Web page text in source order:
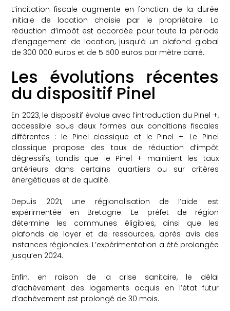
L’incitation fiscale augmente en fonction de la durée
initiale de location choisie par le propriétaire. La
réduction d’impôt est accordée pour toute la période
d’engagement de location, jusqu’à un plafond global
de 300 000 euros et de 5 500 euros par mètre carré.
Les évolutions récentes
du dispositif Pinel
En 2023, le dispositif évolue avec l’introduction du Pinel +,
accessible sous deux formes aux conditions fiscales
différentes : le Pinel classique et le Pinel +. Le Pinel
classique propose des taux de réduction d’impôt
dégressifs, tandis que le Pinel + maintient les taux
antérieurs dans certains quartiers ou sur critères
énergétiques et de qualité.
Depuis 2021, une régionalisation de l’aide est
expérimentée en Bretagne. Le préfet de région
détermine les communes éligibles, ainsi que les
plafonds de loyer et de ressources, après avis des
instances régionales. L’expérimentation a été prolongée
jusqu’en 2024.
Enfin, en raison de la crise sanitaire, le délai
d’achèvement des logements acquis en l’état futur
d’achèvement est prolongé de 30 mois.